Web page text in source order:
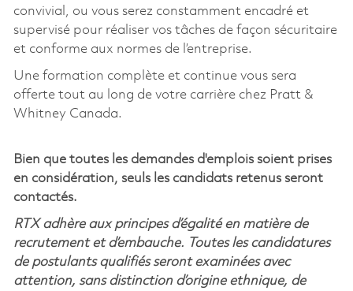
convivial, ou vous serez constamment encadré et
supervisé pour réaliser vos tâches de façon sécuritaire
et conforme aux normes de l’entreprise.
Une formation complète et continue vous sera
offerte tout au long de votre carrière chez Pratt &
Whitney Canada.
Bien que toutes les demandes d'emplois soient prises
en considération, seuls les candidats retenus seront
contactés.
RTX adhère aux principes d’égalité en matière de
recrutement et d’embauche. Toutes les candidatures
de postulants qualifiés seront examinées avec
attention, sans distinction d’origine ethnique, de